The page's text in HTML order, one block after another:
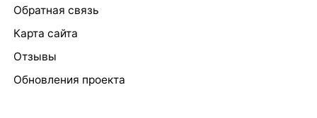
Обратная связь
Карта сайта
Отзывы
Обновления проекта